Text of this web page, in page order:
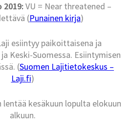
2019:VU = Near threatened –
(Punainen kirja)
esiintyy paikoittaisena ja
Keski-Suomessa. Esiintymisen
(Suomen Lajitietokeskus –
Laji.fi)
kesäkuun lopulta elokuun
alkuun.